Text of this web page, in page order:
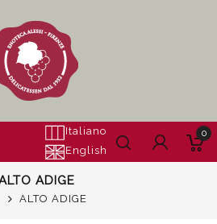
Italiano
English
0
ADIGE
ALTO ADIGE